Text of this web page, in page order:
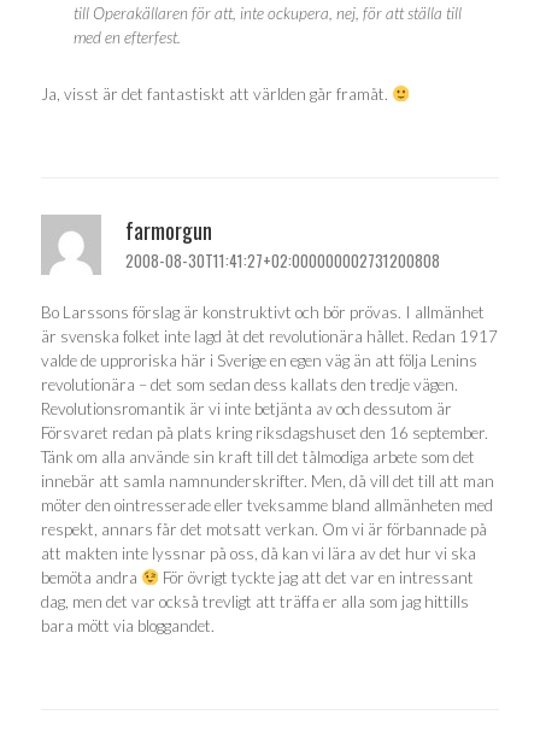
till Operakällaren för att, inte ockupera, nej, för att ställa till
med en efterfest.
Ja, visst är det fantastiskt att världen går framåt.
farmorgun
2008-08-30T11:41:27+02:000000002731200808
Bo Larssons förslag är konstruktivt och bör prövas. I allmänhet
är svenska folket inte lagd åt det revolutionära hållet. Redan 1917
valde de upproriska här i Sverige en egen väg än att följa Lenins
revolutionära – det som sedan dess kallats den tredje vägen.
Revolutionsromantik är vi inte betjänta av och dessutom är
Försvaret redan på plats kring riksdagshuset den 16 september.
Tänk om alla använde sin kraft till det tålmodiga arbete som det
innebär att samla namnunderskrifter. Men, då vill det till att man
möter den ointresserade eller tveksamme bland allmänheten med
respekt, annars får det motsatt verkan. Om vi är förbannade på
att makten inte lyssnar på oss, då kan vi lära av det hur vi ska
bemöta andra
För övrigt tyckte jag att det var en intressant
dag, men det var också trevligt att träffa er alla som jag hittills
bara mött via bloggandet.